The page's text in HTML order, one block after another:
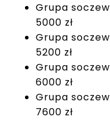
Grupa
5000 zł
Grupa
5200 zł
Grupa
6000 zł
Grupa
7600 zł